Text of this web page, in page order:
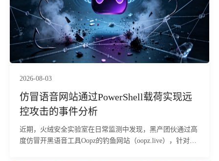
2026-08-03
仿冒语音网站通过PowerShell载荷实现远
控攻击的事件分析
近期，火绒安全实验室在日常监测中发现，黑产团伙通过高
度仿冒开黑语音工具Oopz的钓鱼网站（oopz.live），针对国